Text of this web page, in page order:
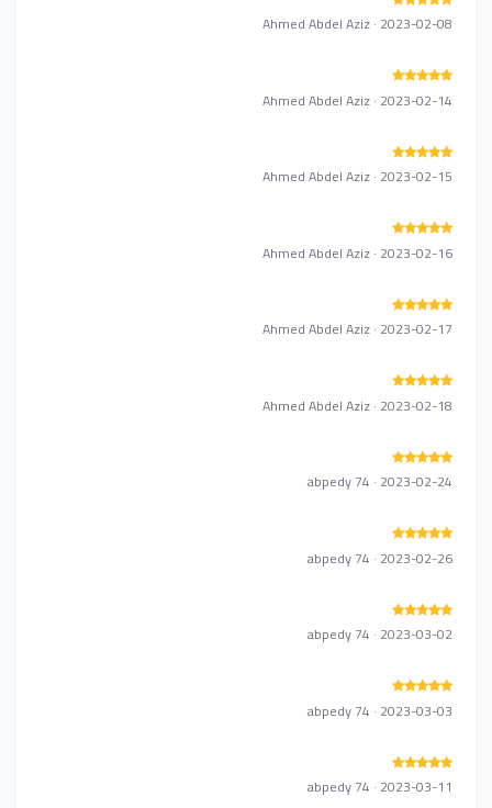
Ahmed Abdel Aziz · 2023-02-08
Ahmed Abdel Aziz · 2023-02-14
Ahmed Abdel Aziz · 2023-02-15
Ahmed Abdel Aziz · 2023-02-16
Ahmed Abdel Aziz · 2023-02-17
Ahmed Abdel Aziz · 2023-02-18
abpedy 74 · 2023-02-24
abpedy 74 · 2023-02-26
abpedy 74 · 2023-03-02
abpedy 74 · 2023-03-03
abpedy 74 · 2023-03-11